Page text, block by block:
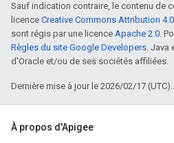
Sauf indication contraire, le contenu de
licence Creative Commons Attribution 4.0
sont régis par une licence Apache 2.0.
Règles du site Google Developers. Java
d'Oracle et/ou de ses sociétés affiliées.
Dernière mise à jour le 2026/02/17 (UTC).
À propos d'Apigee